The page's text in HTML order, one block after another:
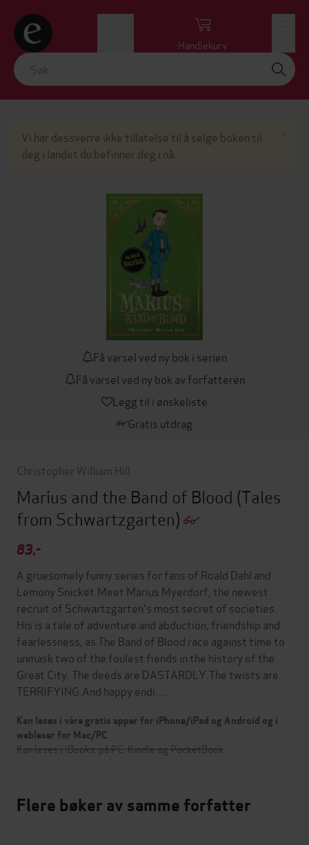
Handlekurv
Vi har dessverre ikke tillatelse til å selge boken til
deg i landet du befinner deg i nå.
Få varsel ved ny bok i serien
Få varsel ved ny bok av forfatteren
Legg til i ønskeliste
Gratis utdrag
Christopher William Hill
Marius and the Band of Blood (Tales
from Schwartzgarten)
83,-
A gruesomely funny series for fans of Roald Dahl and
Lemony Snicket.Meet Marius Myerdorf, the newest
recruit of Schwartzgarten's most secret of societies.
His is a tale of adventure and abduction, friendship and
fearlessness, as The Band of Blood race against time to
unmask two of the foulest fiends in the history of the
Great City. The deeds are DASTARDLY.The twists are
TERRIFYING.And happy endi…
Kan leses i våre gratis apper for iPhone/iPad og Android og i
webleser for Mac/PC
Kan leses i iBooks, på PC, Kindle og PocketBook
Flere bøker av samme forfatter